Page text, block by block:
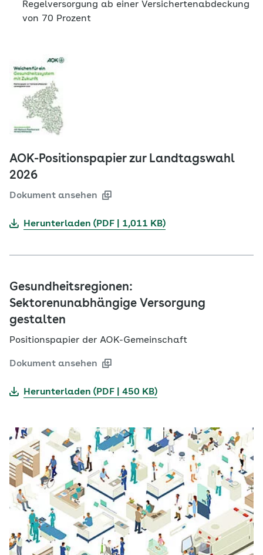
Regelversorgung ab einer Versichertenabdeckung
von 70 Prozent
AOK-Positionspapier zur Landtagswahl
2026
Dokument ansehen
Herunterladen (PDF | 1,011 KB)
Gesundheitsregionen:
Sektorenunabhängige Versorgung
gestalten
Positionspapier der AOK-Gemeinschaft
Dokument ansehen
Herunterladen (PDF | 450 KB)